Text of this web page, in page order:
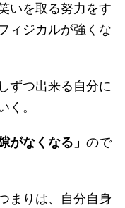
いを取る努力をす
ィジカルが強くな
ずつ出来る自分に
く。
がなくなる」 ので
まりは、自分自身